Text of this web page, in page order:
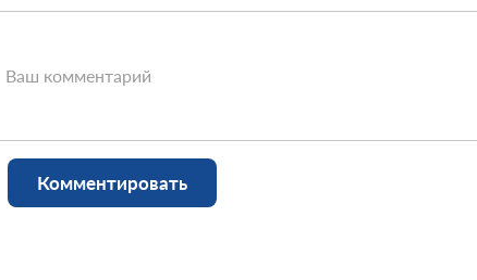
Ваш комментарий
Комментировать